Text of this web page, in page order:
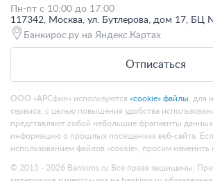
Пн-пт с 10:00 до 17:00
117342, Москва, ул. Бутлерова, дом 17, БЦ
Банкирос.ру на Яндекс.Картах
Отписаться
ООО «АРСфин» используются «cookie» файлы , для
сервиса, с целью повышения удобства
представляют собой небольшие фрагменты
информацию о прошлых посещениях веб-сайта.
использованием файлов «cookie», просим изменить
© 2015 - 2026 Bankiros.ru Все права защищены.